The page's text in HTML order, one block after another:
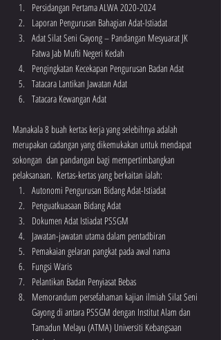
Persidangan Pertama ALWA 2020-2024
Laporan Pengurusan Bahagian Adat-Istiadat
Adat Silat Seni Gayong – Pandangan Mesyuarat JK
Fatwa Jab Mufti Negeri Kedah
Pengingkatan Kecekapan Pengurusan Badan Adat
Tatacara Lantikan Jawatan Adat
Tatacara Kewangan Adat
Manakala 8 buah kertas kerja yang selebihnya adalah
merupakan cadangan yang dikemukakan untuk mendapat
sokongan  dan pandangan bagi mempertimbangkan
pelaksanaan.  Kertas-kertas yang berkaitan ialah:
Autonomi Pengurusan Bidang Adat-Istiadat
Penguatkuasaan Bidang Adat
Dokumen Adat Istiadat PSSGM
Jawatan-jawatan utama dalam pentadbiran
Pemakaian gelaran pangkat pada awal nama
Fungsi Waris
Pelantikan Badan Penyiasat Bebas
Memorandum persefahaman kajian ilmiah Silat Seni
Gayong di antara PSSGM dengan Institut Alam dan
Tamadun Melayu (ATMA) Universiti Kebangsaan